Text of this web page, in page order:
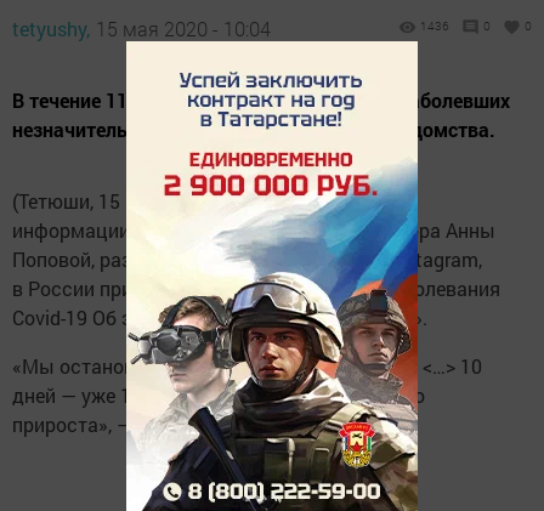
tetyushy, 15 мая 2020 - 10:04 1436 0 0
В течение 11 дней темпы прироста новых заболевших
незначительны, отметила руководитель ведомства.
(Тетюши, 15 мая, «Тетюшские зори»). По
информации руководителя Роспотребнадзора Анны
Поповой, размещенной на ее странице в Instagram,
в России приостановился рост случаев заболевания
Covid-19 Об этом сообщает «Татар-информ».
«Мы остановили рост на сегодняшний день <…> 10
дней — уже 11 дней — у нас нет дальнейшего
прироста», — сказала Попова.